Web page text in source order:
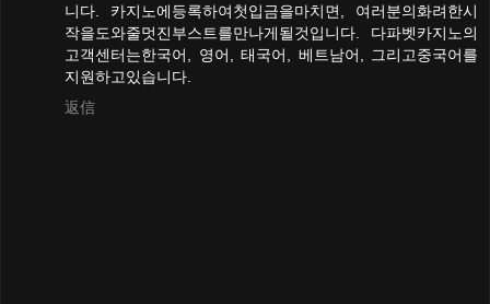
니다. 카지노에등록하여첫입금을마치면, 여러분의화려한시
작을도와줄멋진부스트를만나게될것입니다. 다파벳카지노의
고객센터는한국어, 영어, 태국어, 베트남어, 그리고중국어를
지원하고있습니다.
返信